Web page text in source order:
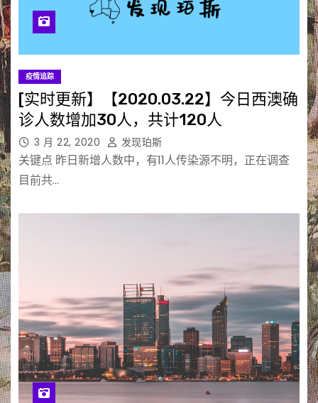
疫情追踪
[实时更新】【2020.03.22】今日西澳确
诊人数增加30人，共计120人
3 月 22, 2020 发现珀斯
关键点 昨日新增人数中，有11人传染源不明，正在调查
目前共…